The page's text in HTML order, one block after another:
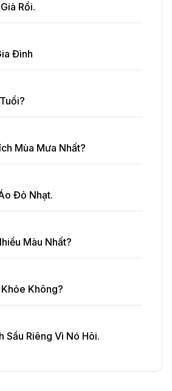
Rồi.
Đình
Mùa Mưa Nhất?
Đỏ Nhạt.
Màu Nhất?
Không?
Sầu Riêng Vì Nó Hôi.